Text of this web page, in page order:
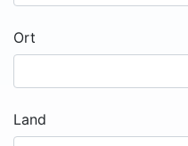
Ort
Land